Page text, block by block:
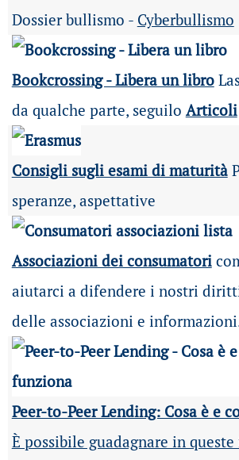
Dossier bullismo - Cyberbullismo
Bookcrossing - Libera un libro
da qualche parte, seguilo Articoli
Consigli sugli esami di maturità
speranze, aspettative
Associazioni dei consumatori
aiutarci a difendere i nostri
delle associazioni e
Peer-to-Peer Lending: Cosa è e
È possibile guadagnare in